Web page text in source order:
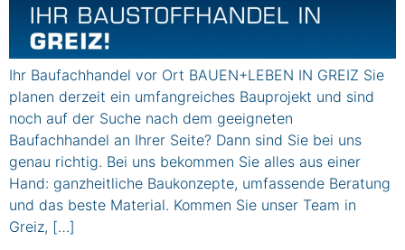
Ihr Baufachhandel vor Ort BAUEN+LEBEN IN GREIZ Sie
planen derzeit ein umfangreiches Bauprojekt und sind
noch auf der Suche nach dem geeigneten
Baufachhandel an Ihrer Seite? Dann sind Sie bei uns
genau richtig. Bei uns bekommen Sie alles aus einer
Hand: ganzheitliche Baukonzepte, umfassende Beratung
und das beste Material. Kommen Sie unser Team in
Greiz, […]